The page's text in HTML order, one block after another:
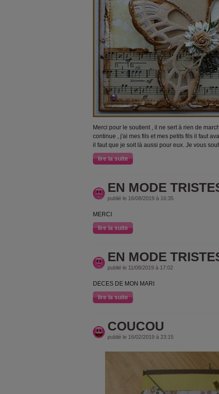
Merci pour le soutient , il ne sert à rien de
continue , j'ai mes fils et mes petits fils il faut
il faut que je soit là aussi pour eux. Je vous
lire la suite
EN MODE
publié le 16/08/2019 à 16:35
MERCI
lire la suite
EN MODE
publié le 11/08/2019 à 17:02
DECES DE MON MARI
lire la suite
COUCOU
publié le 16/02/2019 à 23:15